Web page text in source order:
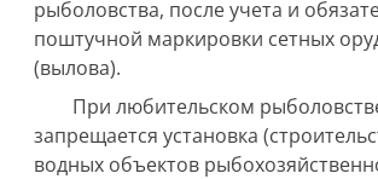
рыболовства, после учета и
поштучной маркировки сетных
(вылова).
При любительском
запрещается установка
водных объектов